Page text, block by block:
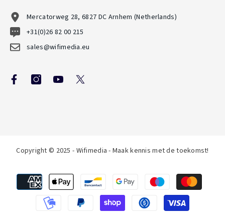
Mercatorweg 28, 6827 DC Arnhem (Netherlands)
+31(0)26 82 00 215
sales@wifimedia.eu
Copyright © 2025 - Wifimedia - Maak kennis met de toekomst!
Betaalmethoden